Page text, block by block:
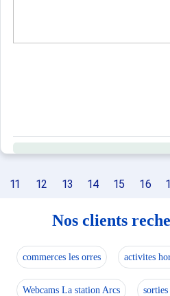
11 12 13 14 15 16
Nos clients
commerces les orres activites
Webcams La station Arcs